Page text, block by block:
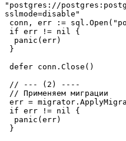
"postgres://
sslmode=disable"
conn, err :=
if err != nil {
  panic(err)
}
defer conn.Close()
// --- (2) ----
// Применяем миграции
err =
if err != nil {
  panic(err)
}